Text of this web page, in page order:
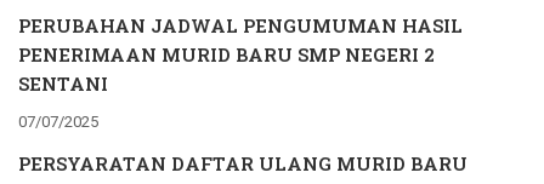
PERUBAHAN JADWAL PENGUMUMAN HASIL
PENERIMAAN MURID BARU SMP NEGERI 2
SENTANI
07/07/2025
PERSYARATAN DAFTAR ULANG MURID BARU